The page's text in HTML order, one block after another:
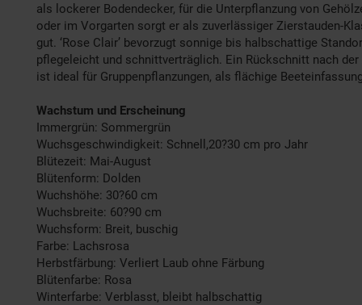
als lockerer Bodendecker, für die Unterpflanzung von
oder im Vorgarten sorgt er als zuverlässiger Zierstauden-
gut. ‘Rose Clair’ bevorzugt sonnige bis halbschattige
pflegeleicht und schnittverträglich. Ein Rückschnitt nach
ist ideal für Gruppenpflanzungen, als flächige
Wachstum und Erscheinung
Immergrün: Sommergrün
Wuchsgeschwindigkeit: Schnell,20?30 cm pro Jahr
Blütezeit: Mai-August
Blütenform: Dolden
Wuchshöhe: 30?60 cm
Wuchsbreite: 60?90 cm
Wuchsform: Breit, buschig
Farbe: Lachsrosa
Herbstfärbung: Verliert Laub ohne Färbung
Blütenfarbe: Rosa
Winterfarbe: Verblasst, bleibt halbschattig